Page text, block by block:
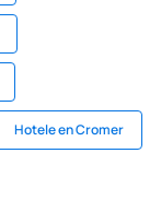
Hotele en Cromer